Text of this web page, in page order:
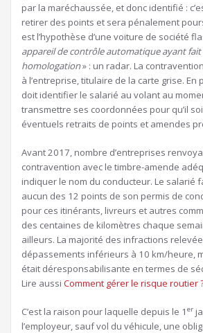
par la maréchaussée, et donc identifié :
retirer des points et sera pénalement
est l’hypothèse d’une voiture de société
appareil de contrôle automatique ayant fait
homologation» : un radar. La
à l’entreprise, titulaire de la carte grise. En
doit identifier le salarié au volant au
transmettre ses coordonnées pour qu’il
éventuels retraits de points et amendes
Avant 2017, nombre d’entreprises
contravention avec le timbre-amende
indiquer le nom du conducteur. Le salarié
aucun des 12 points de son permis de
pour ces itinérants, livreurs et autres
des centaines de kilomètres chaque
ailleurs. La majorité des infractions
dépassements inférieurs à 10 km/heure,
était déresponsabilisante en termes de
Article
à
nos
Lire aussi Comment gérer le risque routier
C’est la raison pour laquelle depuis le 1 er
l’employeur, sauf vol du véhicule, une